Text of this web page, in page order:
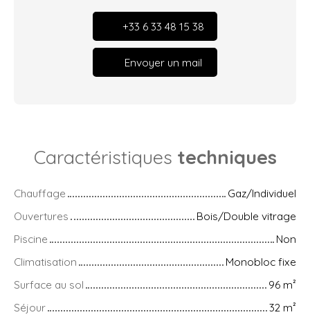
+33 6 33 48 15 38
Envoyer un mail
Caractéristiques techniques
Chauffage
Gaz/Individuel
Ouvertures
Bois/Double vitrage
Piscine
Non
Climatisation
Monobloc fixe
Surface au sol
96 m²
Séjour
32 m²